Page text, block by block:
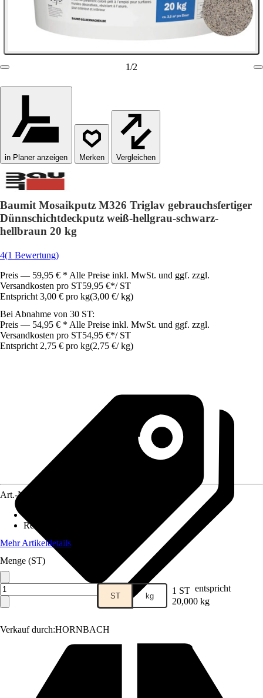
1/2
in Planer anzeigen Vergleichen
Baumit Mosaikputz M326 Triglav gebrauchsfertiger
Dünnschichtdeckputz weiß-hellgrau-schwarz-
hellbraun 20 kg
4(1 Bewertung)
Preis — 59,95 € * Alle Preise inkl. MwSt. und ggf. zzgl.
Versandkosten pro ST59,95 €*/ ST
Entspricht 3,00 € pro kg(3,00 €/ kg)
Bei Abnahme von 30 ST:
Preis — 54,95 € * Alle Preise inkl. MwSt. und ggf. zzgl.
Versandkosten pro ST54,95 €*/ ST
Entspricht 2,75 € pro kg(2,75 €/ kg)
Verkauf durch:HORNBACH
Art.-Nr.
Reichweite (ca.)
Mehr Artikeldetails
Menge (ST)
ST kg 1 ST entspricht
20,000 kg